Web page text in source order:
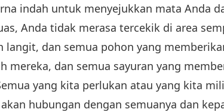
indah untuk menyejukkan mata Anda
Anda tidak merasa tercekik di area
langit, dan semua pohon yang
mereka, dan semua sayuran yang
yang kita perlukan atau yang kita
hubungan dengan semuanya dan